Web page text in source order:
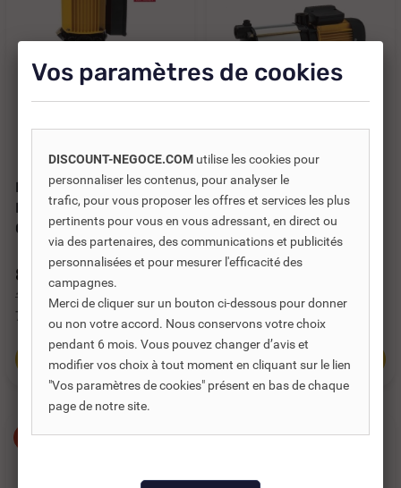
POMPE VERTICALE
MULTICELLULAIRE
GUINARD MULTI 35 4 N...
869,40 €
1 260,00 €
724,50 €
Ajouter au panier
POMPE DE SURFACE
GUINARD ASPRI 35 - 5
MONO 6,9 M³/H...
1 382,40 €
HT
Ajouter au panier
-31% -31%
Vos paramètres de cookies
DISCOUNT-NEGOCE.COM utilise les cookies pour
personnaliser les contenus, pour analyser le
trafic, pour vous proposer les offres et services les plus
pertinents pour vous en vous adressant, en direct ou
via des partenaires, des communications et publicités
personnalisées et pour mesurer l'efficacité des
campagnes.
Merci de cliquer sur un bouton ci-dessous pour donner
ou non votre accord. Nous conservons votre choix
pendant 6 mois. Vous pouvez changer d’avis et
modifier vos choix à tout moment en cliquant sur le lien
"Vos paramètres de cookies" présent en bas de chaque
page de notre site.